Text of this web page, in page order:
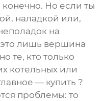
Но если ты
наладкой или,
на
лишь вершина
те, кто только
котельных или
— купить ?
проблемы: то